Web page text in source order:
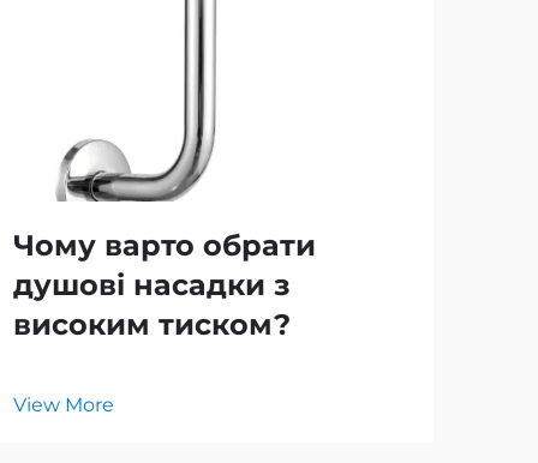
Чому варто обрати
душові насадки з
високим тиском?
View More